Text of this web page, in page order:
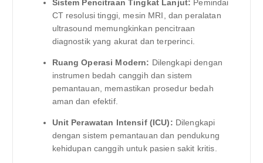
Sistem Pencitraan Tingkat Lanjut: Pemindai
CT resolusi tinggi, mesin MRI, dan peralatan
ultrasound memungkinkan pencitraan
diagnostik yang akurat dan terperinci.
Ruang Operasi Modern: Dilengkapi dengan
instrumen bedah canggih dan sistem
pemantauan, memastikan prosedur bedah
aman dan efektif.
Unit Perawatan Intensif (ICU): Dilengkapi
dengan sistem pemantauan dan pendukung
kehidupan canggih untuk pasien sakit kritis.